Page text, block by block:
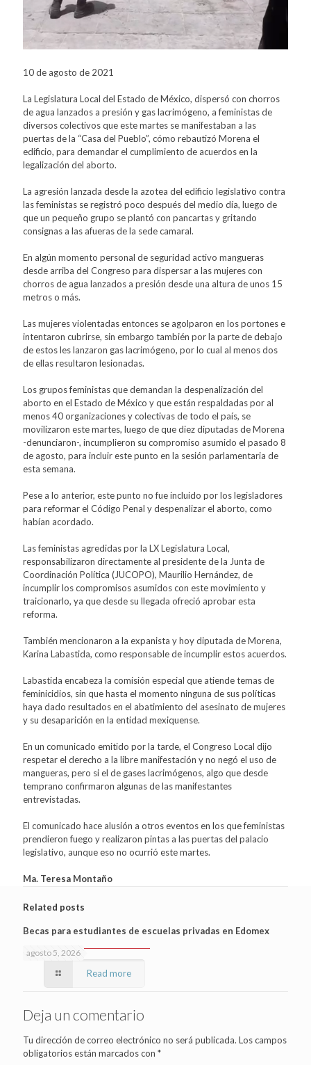
10 de agosto de 2021
La Legislatura Local del Estado de México, dispersó con chorros
de agua lanzados a presión y gas lacrimógeno, a feministas de
diversos colectivos que este martes se manifestaban a las
puertas de la “Casa del Pueblo”, cómo rebautizó Morena el
edificio, para demandar el cumplimiento de acuerdos en la
legalización del aborto.
La agresión lanzada desde la azotea del edificio legislativo contra
las feministas se registró poco después del medio día, luego de
que un pequeño grupo se plantó con pancartas y gritando
consignas a las afueras de la sede camaral.
En algún momento personal de seguridad activo mangueras
desde arriba del Congreso para dispersar a las mujeres con
chorros de agua lanzados a presión desde una altura de unos 15
metros o más.
Las mujeres violentadas entonces se agolparon en los portones e
intentaron cubrirse, sin embargo también por la parte de debajo
de estos les lanzaron gas lacrimógeno, por lo cual al menos dos
de ellas resultaron lesionadas.
Los grupos feministas que demandan la despenalización del
aborto en el Estado de México y que están respaldadas por al
menos 40 organizaciones y colectivas de todo el país, se
movilizaron este martes, luego de que diez diputadas de Morena
-denunciaron-, incumplieron su compromiso asumido el pasado 8
de agosto, para incluir este punto en la sesión parlamentaria de
esta semana.
Pese a lo anterior, este punto no fue incluido por los legisladores
para reformar el Código Penal y despenalizar el aborto, como
habían acordado.
Las feministas agredidas por la LX Legislatura Local,
responsabilizaron directamente al presidente de la Junta de
Coordinación Política (JUCOPO), Maurilio Hernández, de
incumplir los compromisos asumidos con este movimiento y
traicionarlo, ya que desde su llegada ofreció aprobar esta
reforma.
También mencionaron a la expanista y hoy diputada de Morena,
Karina Labastida, como responsable de incumplir estos acuerdos.
Labastida encabeza la comisión especial que atiende temas de
feminicidios, sin que hasta el momento ninguna de sus políticas
haya dado resultados en el abatimiento del asesinato de mujeres
y su desaparición en la entidad mexiquense.
En un comunicado emitido por la tarde, el Congreso Local dijo
respetar el derecho a la libre manifestación y no negó el uso de
mangueras, pero si el de gases lacrimógenos, algo que desde
temprano confirmaron algunas de las manifestantes
entrevistadas.
El comunicado hace alusión a otros eventos en los que feministas
prendieron fuego y realizaron pintas a las puertas del palacio
legislativo, aunque eso no ocurrió este martes.
Ma. Teresa Montaño
Related posts
agosto 5, 2026
Becas para estudiantes de escuelas privadas en Edomex
Read more
Deja un comentario
Tu dirección de correo electrónico no será publicada. Los campos
obligatorios están marcados con *